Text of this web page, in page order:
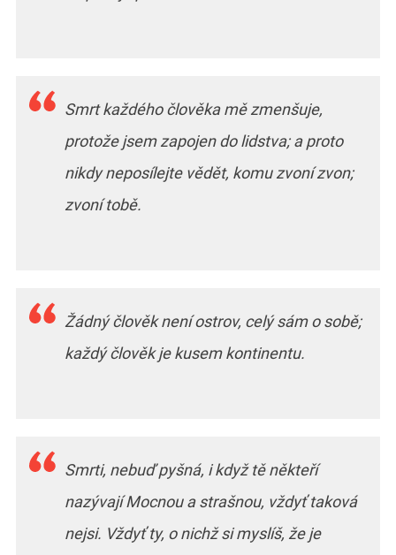
Smrt každého člověka mě zmenšuje,
protože jsem zapojen do lidstva; a proto
nikdy neposílejte vědět, komu zvoní zvon;
zvoní tobě.
Žádný člověk není ostrov, celý sám o sobě;
každý člověk je kusem kontinentu.
Smrti, nebuď pyšná, i když tě někteří
nazývají Mocnou a strašnou, vždyť taková
nejsi. Vždyť ty, o nichž si myslíš, že je